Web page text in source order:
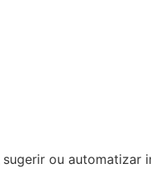
ou automatizar